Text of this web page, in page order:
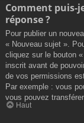
Comment puis-
réponse ?
Pour publier un
« Nouveau sujet ».
cliquez sur le bouton
inscrit avant de
de vos permissions
Par exemple : vous
vous pouvez
Haut